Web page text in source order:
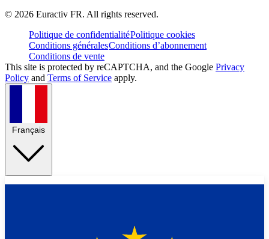
© 2026 Euractiv FR. All rights reserved.
Politique de confidentialitéPolitique cookies
Conditions généralesConditions d’abonnement
Conditions de vente
This site is protected by reCAPTCHA, and the Google Privacy
Policy and Terms of Service apply.
Français